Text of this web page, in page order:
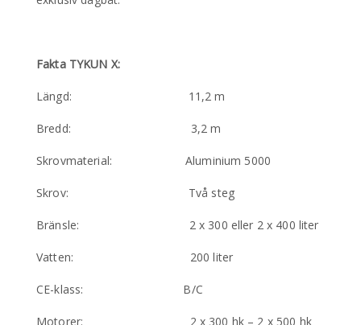
Fakta TYKUN X:
Längd: 11,2 m
Bredd: 3,2 m
Skrovmaterial: Aluminium 5000
Skrov: Två steg
Bränsle: 2 x 300 eller 2 x 400 liter
Vatten: 200 liter
CE-klass: B/C
Motorer: 2 x 300 hk – 2 x 500 hk